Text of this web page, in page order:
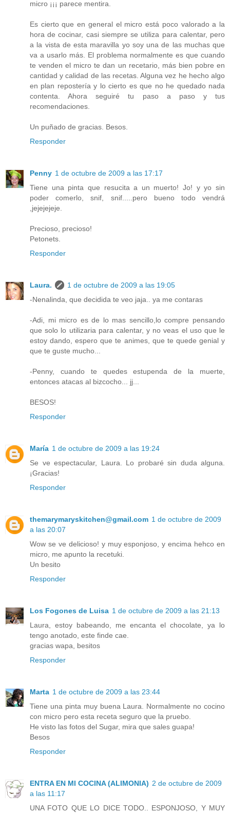
micro ¡¡¡ parece mentira.
Es cierto que en general el micro está poco valorado a la
hora de cocinar, casi siempre se utiliza para calentar, pero
a la vista de esta maravilla yo soy una de las muchas que
va a usarlo más. El problema normalmente es que cuando
te venden el micro te dan un recetario, más bien pobre en
cantidad y calidad de las recetas. Alguna vez he hecho algo
en plan repostería y lo cierto es que no he quedado nada
contenta. Ahora seguiré tu paso a paso y tus
recomendaciones.
Un puñado de gracias. Besos.
Responder
Penny 1 de octubre de 2009 a las 17:17
Tiene una pinta que resucita a un muerto! Jo! y yo sin
poder comerlo, snif, snif.....pero bueno todo vendrá
,jejejejeje.
Precioso, precioso!
Petonets.
Responder
Laura.
1 de octubre de 2009 a las 19:05
-Nenalinda, que decidida te veo jaja.. ya me contaras
-Adi, mi micro es de lo mas sencillo,lo compre pensando
que solo lo utilizaria para calentar, y no veas el uso que le
estoy dando, espero que te animes, que te quede genial y
que te guste mucho...
-Penny, cuando te quedes estupenda de la muerte,
entonces atacas al bizcocho... jj...
BESOS!
Responder
María 1 de octubre de 2009 a las 19:24
Se ve espectacular, Laura. Lo probaré sin duda alguna.
¡Gracias!
Responder
themarymaryskitchen@gmail.com 1 de octubre de 2009
a las 20:07
Wow se ve delicioso! y muy esponjoso, y encima hehco en
micro, me apunto la recetuki.
Un besito
Responder
Los Fogones de Luisa 1 de octubre de 2009 a las 21:13
Laura, estoy babeando, me encanta el chocolate, ya lo
tengo anotado, este finde cae.
gracias wapa, besitos
Responder
Marta 1 de octubre de 2009 a las 23:44
Tiene una pinta muy buena Laura. Normalmente no cocino
con micro pero esta receta seguro que la pruebo.
He visto las fotos del Sugar, mira que sales guapa!
Besos
Responder
ENTRA EN MI COCINA (ALIMONIA) 2 de octubre de 2009
a las 11:17
UNA FOTO QUE LO DICE TODO.. ESPONJOSO, Y MUY